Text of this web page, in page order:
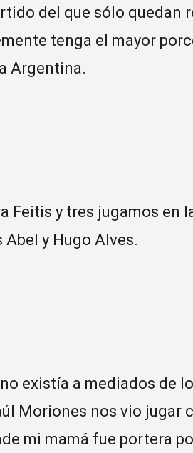
del que sólo quedan
tenga el mayor
Argentina.
Feitis y tres jugamos en
y Hugo Alves.
existía a mediados de
Moriones nos vio jugar
mi mamá fue portera